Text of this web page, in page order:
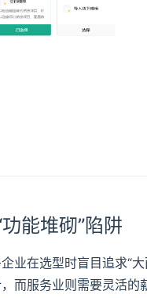
能堆砌”陷阱
业在选型时盲目追求“
而服务业则需要灵活